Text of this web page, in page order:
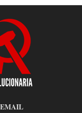
EMAIL